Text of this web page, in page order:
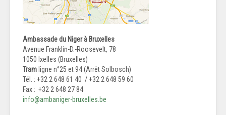
Ambassade du Niger à Bruxelles
Avenue Franklin-D.-Roosevelt, 78
1050 Ixelles (Bruxelles)
Tram ligne n°25 et 94 (Arrêt Solbosch)
Tél. : +32 2 648 61 40 / +32 2 648 59 60
Fax : +32 2 648 27 84
info@ambaniger-bruxelles.be